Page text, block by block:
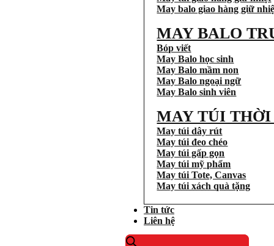
May balo giao hàng giữ
MAY BALO
Bóp viết
May Balo học sinh
May Balo mầm non
May Balo ngoại ngữ
May Balo sinh viên
MAY TÚI
May túi dây rút
May túi đeo chéo
May túi gấp gọn
May túi mỹ phẩm
May túi Tote, Canvas
May túi xách quà tặng
Tin tức
Liên hệ